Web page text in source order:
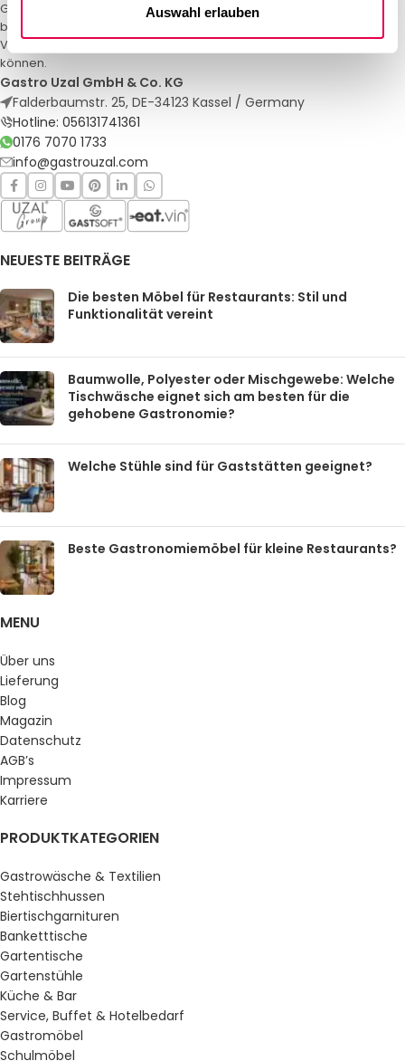
Auswahl erlauben
Gastro Uzal – Ihr Spezialist für Gastronomiemöbel und -textilien. Wir
bieten maßgeschneiderte Lösungen für Restaurants, Hotels und
Veranstaltungen. Qualität und Service, auf die Sie sich verlassen
können.
Gastro Uzal GmbH & Co. KG
Falderbaumstr. 25, DE-34123 Kassel / Germany
Hotline: 056131741361
0176 7070 1733
info@gastrouzal.com
NEUESTE BEITRÄGE
Die besten Möbel für Restaurants: Stil und
Funktionalität vereint
Baumwolle, Polyester oder Mischgewebe: Welche
Tischwäsche eignet sich am besten für die
gehobene Gastronomie?
Welche Stühle sind für Gaststätten geeignet?
Beste Gastronomiemöbel für kleine Restaurants?
MENU
Über uns
Lieferung
Blog
Magazin
Datenschutz
AGB’s
Impressum
Karriere
PRODUKTKATEGORIEN
Gastrowäsche & Textilien
Stehtischhussen
Biertischgarnituren
Banketttische
Gartentische
Gartenstühle
Küche & Bar
Service, Buffet & Hotelbedarf
Gastromöbel
Schulmöbel